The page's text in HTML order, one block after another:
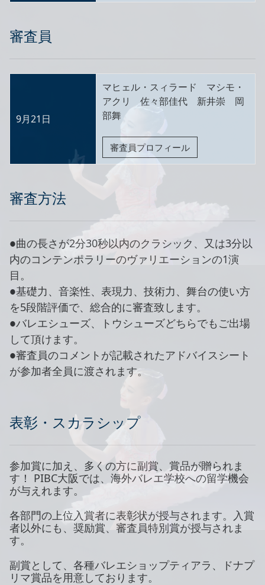
審査員
9月21日
マヒェル・スィラード マシモ・
アクリ 佐々部佳代 新井崇 岡
部舞
審査員プロフィール
審査方法
●曲の長さが2分30秒以内のクラシック、又は3分以
内のコンテンポラリーのヴァリエーションの1演
目。
●基礎力、音楽性、表現力、技術力、舞台の使い方
を5段階評価で、総合的に審査致します。
●バレエシューズ、トウシューズどちらでもご出場
して頂けます。
●審査員のコメントが記載されたアドバイスシート
が参加者全員に渡されます。
表彰・スカラシップ
参加賞に加え、多くの方に副賞、賞品が贈られま
す！ PIBC大阪では、海外バレエ学校への留学機会
が与えれます。
各部門の上位入賞者に表彰状が授与されます。入賞
者以外にも、奨励賞、審査員特別賞が授与されま
す。
副賞として、各種バレエショップティアラ、ドナプ
リマ賞品を用意しております。